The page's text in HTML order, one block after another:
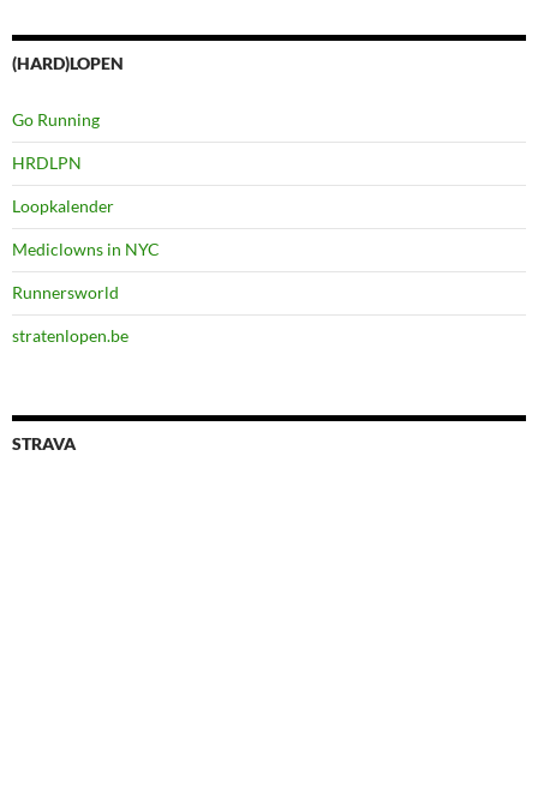
(HARD)LOPEN
Go Running
HRDLPN
Loopkalender
Mediclowns in NYC
Runnersworld
stratenlopen.be
STRAVA